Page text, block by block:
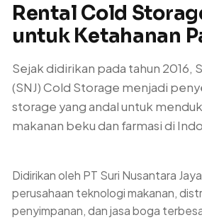
Rental Cold
untuk Ketahanan
Sejak didirikan pada tahun 2016,
(SNJ) Cold Storage menjadi
storage yang andal untuk
makanan beku dan farmasi di
Didirikan oleh PT Suri Nusantara
perusahaan teknologi makanan,
penyimpanan, dan jasa boga